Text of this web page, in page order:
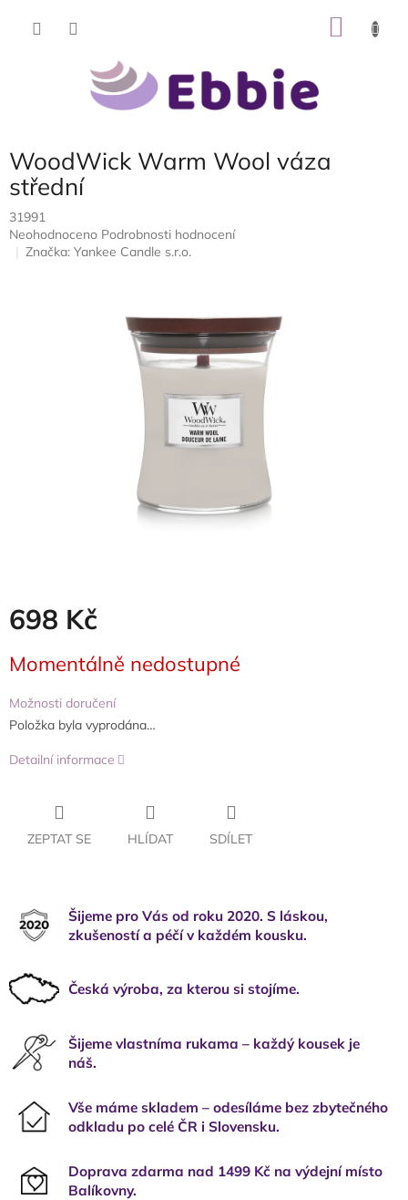
WoodWick Warm Wool váza
střední
31991
Průměrné
hodnocení
Neohodnoceno Podrobnosti hodnocení
Značka: Yankee Candle s.r.o.
698 Kč
cena:
Momentálně nedostupné
Možnosti doručení
Položka byla vyprodána…
Detailní informace
ZEPTAT SE HLÍDAT SDÍLET
Šijeme pro Vás od roku 2020. S láskou,
zkušeností a péčí v každém kousku.
Česká výroba, za kterou si stojíme.
Šijeme vlastníma rukama – každý kousek je
náš.
Vše máme skladem – odesíláme bez zbytečného
odkladu po celé ČR i Slovensku.
Doprava zdarma nad 1499 Kč na výdejní místo
Balíkovny.